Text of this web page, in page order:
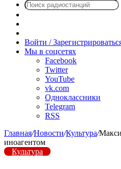
радио
Войти /
Мы в соцсетях
Facebook
Twitter
YouTube
vk.com
Одноклассники
Telegram
RSS
Главная/Новости/Культура/
иноагентом
Культура